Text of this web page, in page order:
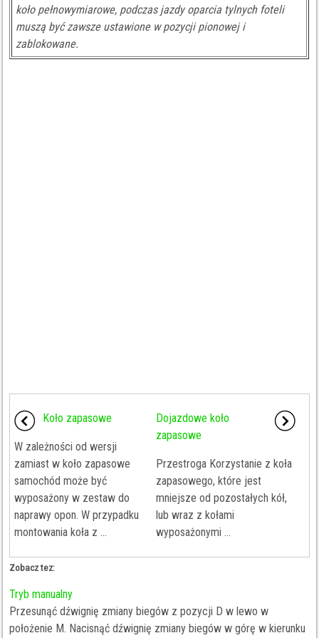
koło pełnowymiarowe, podczas jazdy oparcia tylnych foteli
muszą być zawsze ustawione w pozycji pionowej i
zablokowane.
Koło zapasowe
W zależności od wersji
zamiast w koło zapasowe
samochód może być
wyposażony w zestaw do
naprawy opon. W przypadku
montowania koła z ...
Dojazdowe koło
zapasowe
Przestroga Korzystanie z koła
zapasowego, które jest
mniejsze od pozostałych kół,
lub wraz z kołami
wyposażonymi ...
Zobacz tez:
Tryb manualny
Przesunąć dźwignię zmiany biegów z pozycji D w lewo w
położenie M. Nacisnąć dźwignię zmiany biegów w górę w kierunku